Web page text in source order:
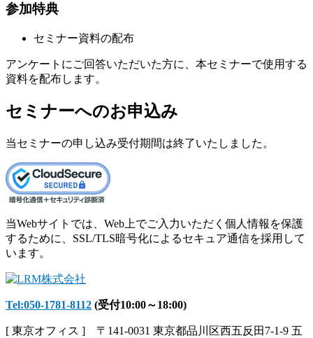
参加特典
セミナー資料の配布
アンケートにご回答いただいた方に、本セミナーで使用する
資料を配布します。
セミナーへのお申込み
当セミナーの申し込み受付期間は終了いたしました。
当Webサイトでは、Web上でご入力いただく個人情報を保護
するために、SSL/TLS暗号化によるセキュア通信を採用して
います。
Tel:050-1781-8112 (受付10:00～18:00)
[ 東京オフィス ] 〒141-0031 東京都品川区西五反田7-1-9 五